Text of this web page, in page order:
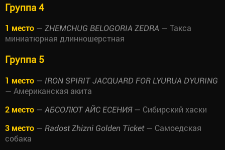
Группа 4
1 место — ZHEMCHUG BELOGORIA ZEDRA — Такса
миниатюрная длинношерстная
Группа 5
1 место — IRON SPIRIT JACQUARD FOR LYURUA DYURING
— Американская акита
2 место — АБСОЛЮТ АЙС ЕСЕНИЯ— Сибирский хаски
3 место — Radost Zhizni Golden Ticket— Самоедская
собака